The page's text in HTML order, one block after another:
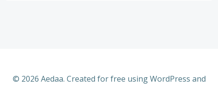
© 2026 Aedaa. Created for free using WordPress and